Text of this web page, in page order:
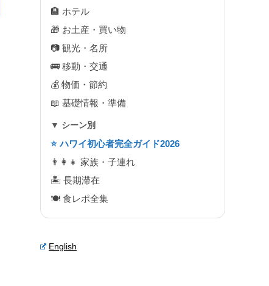
🏨 ホテル
🎁 お土産・買い物
📷 観光・名所
🚌 移動・交通
💰 物価・節約
📖 基礎情報・準備
▼ シーン別
⭐ ハワイ初心者完全ガイド2026
👨‍👩‍👧 家族・子連れ
🏝 長期滞在
🍽 食レポ全集
English